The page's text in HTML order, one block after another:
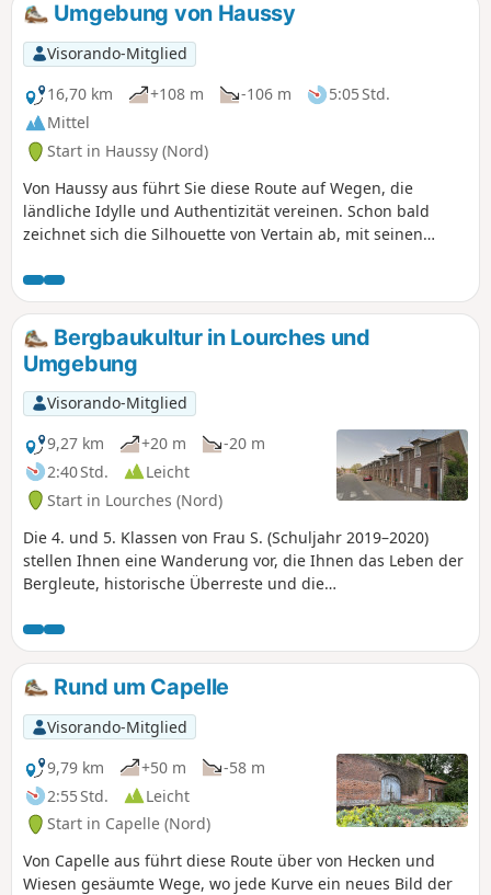
Umgebung von Haussy
Visorando-Mitglied
16,70 km
+108 m -106 m
5:05 Std.
Mittel
Start in Haussy (Nord)
Von Haussy aus führt Sie diese Route auf Wegen, die
ländliche Idylle und Authentizität vereinen. Schon bald
zeichnet sich die Silhouette von Vertain ab, mit seinen
Die Wege führen weiter durch Felder und Hecken bis nach
Solesmes, einer lebendigen Stadt mit reichem Kulturerbe,
in der Geschichte und lokales Leben aufeinander treffen.
Wenn Sie sich wieder auf den Weg machen, öffnet sich die
Landschaft erneut und offenbart weite Horizonte bis nach
Saint-Python, einem kleinen Dorf mit ausgeprägtem
Charakter, eingebettet zwischen Grünflächen und
Ackerland. Mit architektonischen Entdeckungen, offenen
Landschaften und einer herzlichen Atmosphäre bietet
dieser Spaziergang ein vollständiges Eintauchen in die
Seele des Cambrésis.
Bergbaukultur in Lourches und
Umgebung
Visorando-Mitglied
9,27 km
+20 m
-20 m
2:40 Std.
Leicht
Start in Lourches (Nord)
Die 4. und 5. Klassen von Frau S. (Schuljahr 2019–2020)
stellen Ihnen eine Wanderung vor, die Ihnen das Leben der
Bergleute, historische Überreste und die
Umgebung näherbringen soll. Zahlreiche
Sehenswürdigkeiten sind mit einem oder mehreren Fotos
illustriert: Klicken Sie auf den Link, um zu den
Erläuterungen zu gelangen (die Recherchen wurden von
unseren Schülern durchgeführt).
Rund um Capelle
Visorando-Mitglied
9,79 km
+50 m
-58 m
2:55 Std.
Leicht
Start in Capelle (Nord)
Von Capelle aus führt diese Route über von Hecken und
Wiesen gesäumte Wege, wo jede Kurve ein neues Bild der